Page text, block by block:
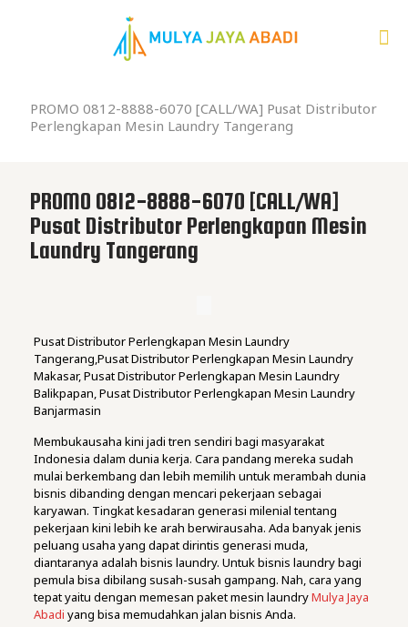
PROMO 0812-8888-6070 [CALL/WA] Pusat Distributor
Perlengkapan Mesin Laundry Tangerang
PROMO 0812-8888-6070 [CALL/WA]
Pusat Distributor Perlengkapan Mesin
Laundry Tangerang
Pusat Distributor Perlengkapan Mesin Laundry
Tangerang,Pusat Distributor Perlengkapan Mesin Laundry
Makasar, Pusat Distributor Perlengkapan Mesin Laundry
Balikpapan, Pusat Distributor Perlengkapan Mesin Laundry
Banjarmasin
Membukausaha kini jadi tren sendiri bagi masyarakat
Indonesia dalam dunia kerja. Cara pandang mereka sudah
mulai berkembang dan lebih memilih untuk merambah dunia
bisnis dibanding dengan mencari pekerjaan sebagai
karyawan. Tingkat kesadaran generasi milenial tentang
pekerjaan kini lebih ke arah berwirausaha. Ada banyak jenis
peluang usaha yang dapat dirintis generasi muda,
diantaranya adalah bisnis laundry. Untuk bisnis laundry bagi
pemula bisa dibilang susah-susah gampang. Nah, cara yang
tepat yaitu dengan memesan paket mesin laundryMulya Jaya
Abadi yang bisa memudahkan jalan bisnis Anda.